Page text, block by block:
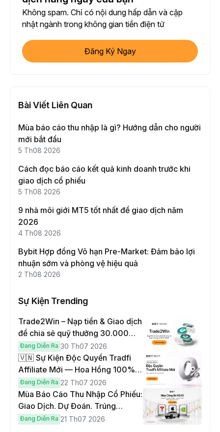
Không spam. Chỉ có nội dung hấp dẫn và cập
nhật ngành trong không gian tiền điện tử
Đăng Ký Ngay
Bài Viết Liên Quan
Mùa báo cáo thu nhập là gì? Hướng dẫn cho người
mới bắt đầu
5 Th08 2026
Cách đọc báo cáo kết quả kinh doanh trước khi
giao dịch cổ phiếu
5 Th08 2026
9 nhà môi giới MT5 tốt nhất để giao dịch năm
2026
4 Th08 2026
Bybit Hợp đồng Vô hạn Pre-Market: Đảm bảo lợi
nhuận sớm và phòng vệ hiệu quả
2 Th08 2026
Sự Kiện Trending
Trade2Win – Nạp tiền & Giao dịch
để chia sẻ quỹ thưởng 30.000
USDT
Đang Diễn Ra 30 Th07 2026
🇻🇳 Sự Kiện Độc Quyền Tradfi
Affiliate Mới — Hoa Hồng 100% &
Hoàn Phí Qua Đêm
Đang Diễn Ra 22 Th07 2026
Mùa Báo Cáo Thu Nhập Cổ Phiếu:
Giao Dịch. Dự Đoán. Trúng
Cybertruck!
Đang Diễn Ra 21 Th07 2026